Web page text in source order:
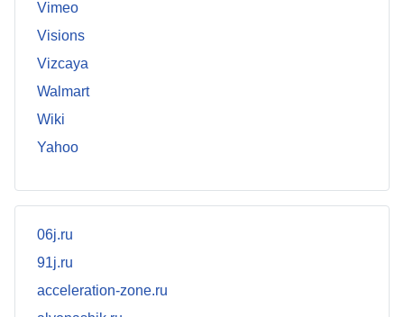
Vimeo
Visions
Vizcaya
Walmart
Wiki
Yahoo
06j.ru
91j.ru
acceleration-zone.ru